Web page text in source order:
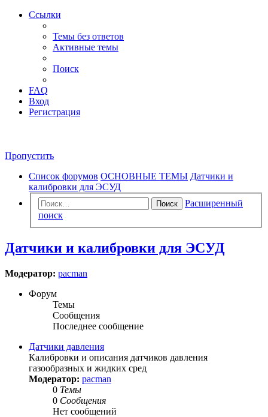
Ссылки
Темы без ответов
Активные темы
Поиск
FAQ
Вход
Регистрация
Пропустить
Список форумов ОСНОВНЫЕ ТЕМЫ Датчики и
калибровки для ЭСУД
Поиск
Расширенный
поиск
Датчики и калибровки для ЭСУД
Модератор: pacman
Форум
Темы
Сообщения
Последнее сообщение
Датчики давления
Калибровки и описания датчиков давления
газообразных и жидких сред
Модератор: pacman
0 Темы
0 Сообщения
Нет сообщений